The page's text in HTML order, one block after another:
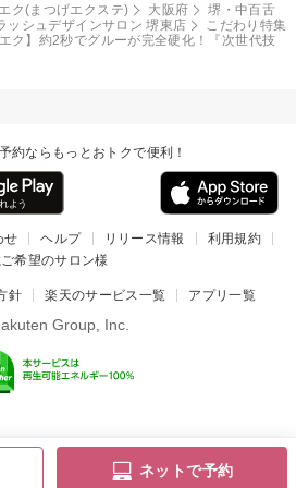
ネットで予約
ク(まつげエクステ) 大阪府
堺・中百舌
ッシュデザインサロン 堺東店
こだわり特集
ク】約2秒でグルーが完全硬化！『次世代技
約ならもっとおトクで便利！
せ ヘルプ リリース情報
利用規約
希望のサロン様
針 楽天のサービス一覧 アプリ一覧
Group, Inc.